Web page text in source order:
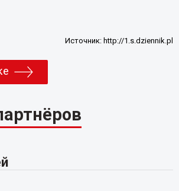
Источник: http://1.s.dziennik.pl